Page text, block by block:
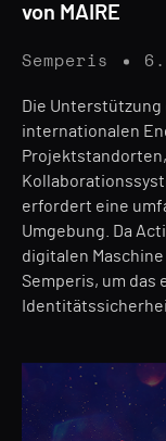
von MAIRE
Semperis
Die Unterstützung
internationalen
erfordert eine
Umgebung. Da
digitalen
Semperis, um das